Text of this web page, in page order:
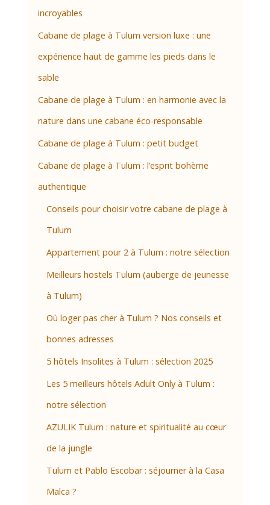
incroyables
Cabane de plage à Tulum version luxe : une
expérience haut de gamme les pieds dans le
sable
Cabane de plage à Tulum : en harmonie avec la
nature dans une cabane éco-responsable
Cabane de plage à Tulum : petit budget
Cabane de plage à Tulum : l’esprit bohème
authentique
Conseils pour choisir votre cabane de plage à
Tulum
Appartement pour 2 à Tulum : notre sélection
Meilleurs hostels Tulum (auberge de jeunesse
à Tulum)
Où loger pas cher à Tulum ? Nos conseils et
bonnes adresses
5 hôtels Insolites à Tulum : sélection 2025
Les 5 meilleurs hôtels Adult Only à Tulum :
notre sélection
AZULIK Tulum : nature et spiritualité au cœur
de la jungle
Tulum et Pablo Escobar : séjourner à la Casa
Malca ?